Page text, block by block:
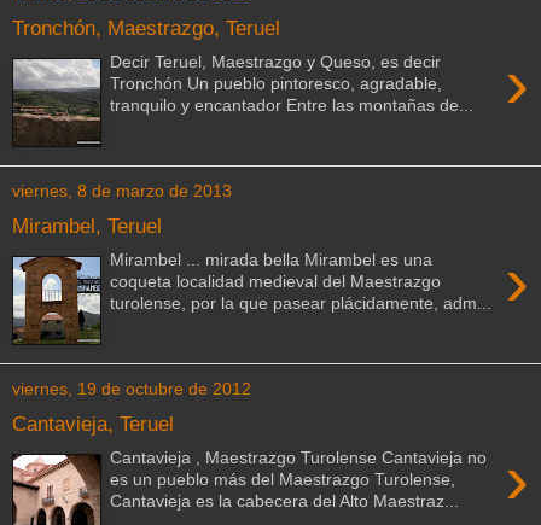
Tronchón, Maestrazgo, Teruel
›
Decir Teruel, Maestrazgo y Queso, es decir
Tronchón Un pueblo pintoresco, agradable,
tranquilo y encantador Entre las montañas de...
viernes, 8 de marzo de 2013
Mirambel, Teruel
›
Mirambel ... mirada bella Mirambel es una
coqueta localidad medieval del Maestrazgo
turolense, por la que pasear plácidamente, adm...
viernes, 19 de octubre de 2012
Cantavieja, Teruel
›
Cantavieja , Maestrazgo Turolense Cantavieja no
es un pueblo más del Maestrazgo Turolense,
Cantavieja es la cabecera del Alto Maestraz...